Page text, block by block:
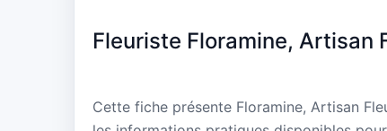
Fleuriste Floramine, Artisan
Cette fiche présente Floramine, Artisan